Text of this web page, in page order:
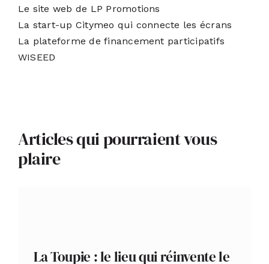
Le site web de LP Promotions
La start-up Citymeo qui connecte les écrans
La plateforme de financement participatifs
WISEED
Articles qui pourraient vous
plaire
La Toupie : le lieu qui réinvente le